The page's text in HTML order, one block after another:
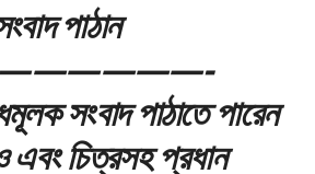
পাঠান
সংবাদ পাঠাতে পারেন
এবং চিত্রসহ প্রধান